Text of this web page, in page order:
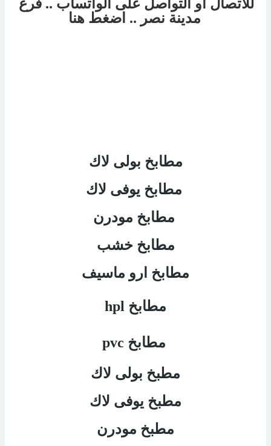
للاتصال او التواصل على الواتساب .. فرع
مدينة نصر .. اضغط هنا
مطابخ بولى لاك
مطابخ يوفى لاك
مطابخ مودرن
مطابخ خشب
مطابخ ارو ماسيف
مطابخ hpl
مطابخ pvc
مطبخ بولى لاك
مطبخ يوفى لاك
مطبخ مودرن